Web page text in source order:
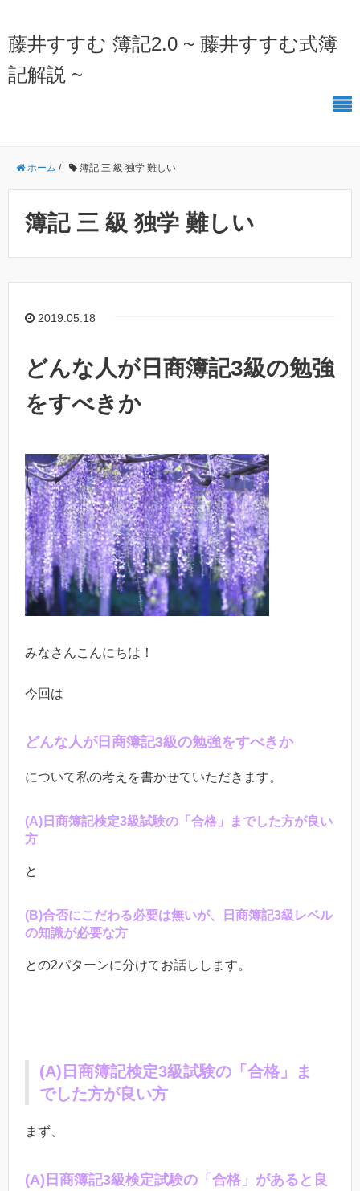
藤井すすむ 簿記2.0 ~ 藤井すすむ式簿
記解説 ~
ホーム / 簿記 三 級 独学 難しい
簿記 三 級 独学 難しい
2019.05.18
どんな人が日商簿記3級の勉強
をすべきか
みなさんこんにちは！
今回は
どんな人が日商簿記3級の勉強をすべきか
について私の考えを書かせていただきます。
(A)日商簿記検定3級試験の「合格」までした方が良い
方
と
(B)合否にこだわる必要は無いが、日商簿記3級レベル
の知識が必要な方
との2パターンに分けてお話しします。
(A)日商簿記検定3級試験の「合格」ま
でした方が良い方
まず、
(A)日商簿記3級検定試験の「合格」があると良